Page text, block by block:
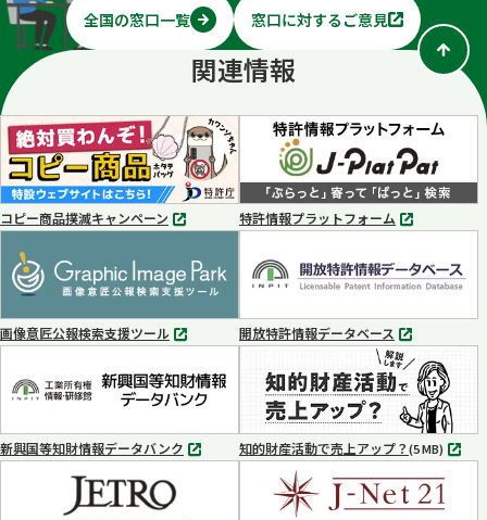
全国の窓口一覧 窓口に対するご意見
タ
く
関連情報
コピー商品撲滅キャンペーン
別
で
開
く
特許情報プラットフォーム
別
ブ
で
く
画像意匠公報検索支援ツール
別
ブ
で
く
開放特許情報データベース
別
タ
ブ
で
開
く
新興国等知財情報データバンク
別
知的財産活動で売上アップ？(5 MB) MP4